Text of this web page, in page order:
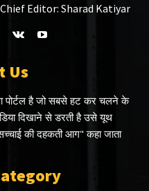
Chief Editor: Sharad Katiyar
Us
पोर्टल है जो सबसे हट कर चलने के
दिखाने से डरती है उसे यूथ
की दहकती आग" कहा जाता